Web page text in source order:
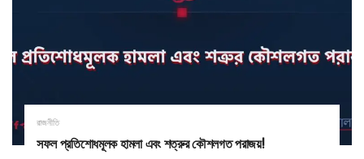
রাজনীতি
সফল প্রতিশোধমূলক হামলা এবং শত্রুর কৌশলগত পরাজয়! ​